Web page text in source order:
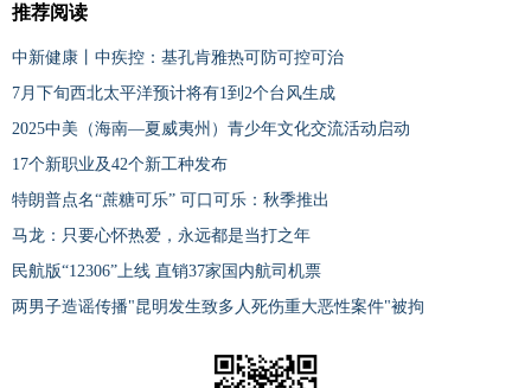
推荐阅读
中新健康丨中疾控：基孔肯雅热可防可控可治
7月下旬西北太平洋预计将有1到2个台风生成
2025中美（海南—夏威夷州）青少年文化交流活动启动
17个新职业及42个新工种发布
特朗普点名“蔗糖可乐” 可口可乐：秋季推出
马龙：只要心怀热爱，永远都是当打之年
民航版“12306”上线 直销37家国内航司机票
两男子造谣传播"昆明发生致多人死伤重大恶性案件"被拘